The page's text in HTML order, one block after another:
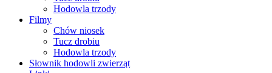
Hodowla trzody
Filmy
Chów niosek
Tucz drobiu
Hodowla trzody
Słownik hodowli zwierząt